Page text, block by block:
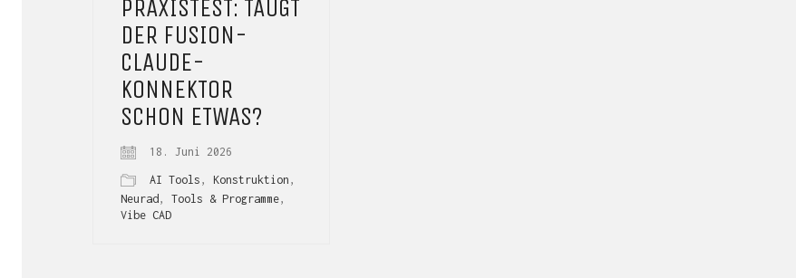
PRAXISTEST: TAUGT
DER FUSION-
CLAUDE-
KONNEKTOR
SCHON ETWAS?
18. Juni 2026
AI Tools , Konstruktion ,
Neurad, Tools & Programme,
Vibe CAD